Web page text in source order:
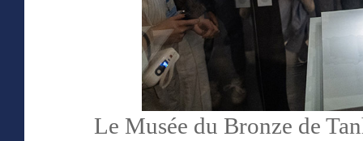
Le Musée du Bronze de